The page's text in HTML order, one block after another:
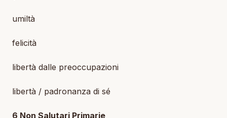
umiltà
felicità
libertà dalle preoccupazioni
libertà / padronanza di sé
6 Non Salutari Primarie